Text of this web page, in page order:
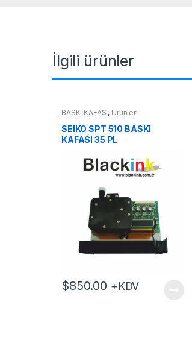
İlgili ürünler
BASKI KAFASI, Ürünler
SEIKO SPT 510 BASKI
KAFASI 35 PL
$850.00 +KDV